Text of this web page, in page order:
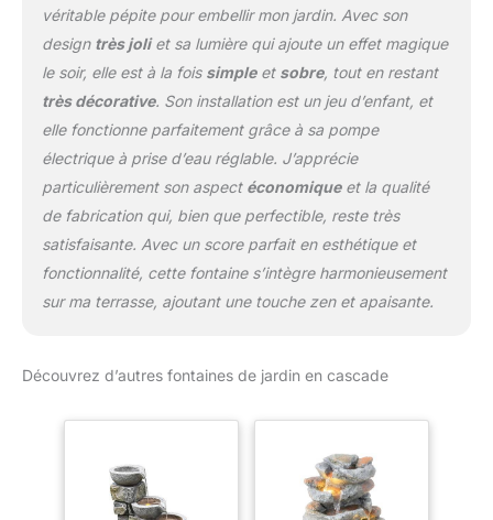
véritable pépite pour embellir mon jardin. Avec son
design très joliet sa lumière qui ajoute un effet magique
le soir, elle est à la fois simpleet sobre, tout en restant
très décorative. Son installation est un jeu d’enfant, et
elle fonctionne parfaitement grâce à sa pompe
électrique à prise d’eau réglable. J’apprécie
particulièrement son aspect économiqueet la qualité
de fabrication qui, bien que perfectible, reste très
satisfaisante. Avec un score parfait en esthétique et
fonctionnalité, cette fontaine s’intègre harmonieusement
sur ma terrasse, ajoutant une touche zen et apaisante.
Découvrez d’autres fontaines de jardin en cascade